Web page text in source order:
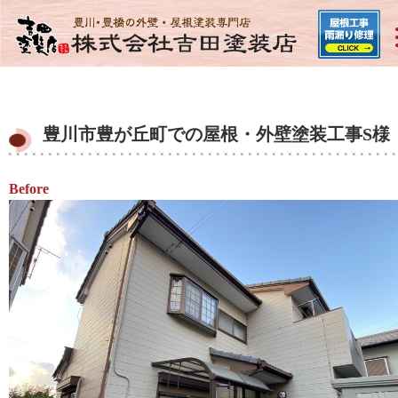
豊川市豊が丘町での屋根・外壁塗装工事S様
Before